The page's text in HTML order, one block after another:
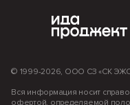
© 1999-2026, ООО СЗ «СК
Вся информация носит
офертой, определяемой